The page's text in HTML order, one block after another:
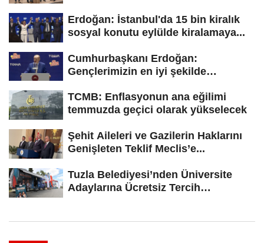
Erdoğan: İstanbul'da 15 bin kiralık
sosyal konutu eylülde kiralamaya...
Cumhurbaşkanı Erdoğan:
Gençlerimizin en iyi şekilde
TCMB: Enflasyonun ana eğilimi
temmuzda geçici olarak yükselecek
Şehit Aileleri ve Gazilerin Haklarını
Genişleten Teklif Meclis’e...
Tuzla Belediyesi’nden Üniversite
Adaylarına Ücretsiz Tercih